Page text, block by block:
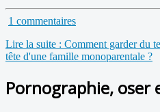
1 commentaires
Lire la suite : Comment garder du
tête d'une famille monoparentale ?
Pornographie, oser